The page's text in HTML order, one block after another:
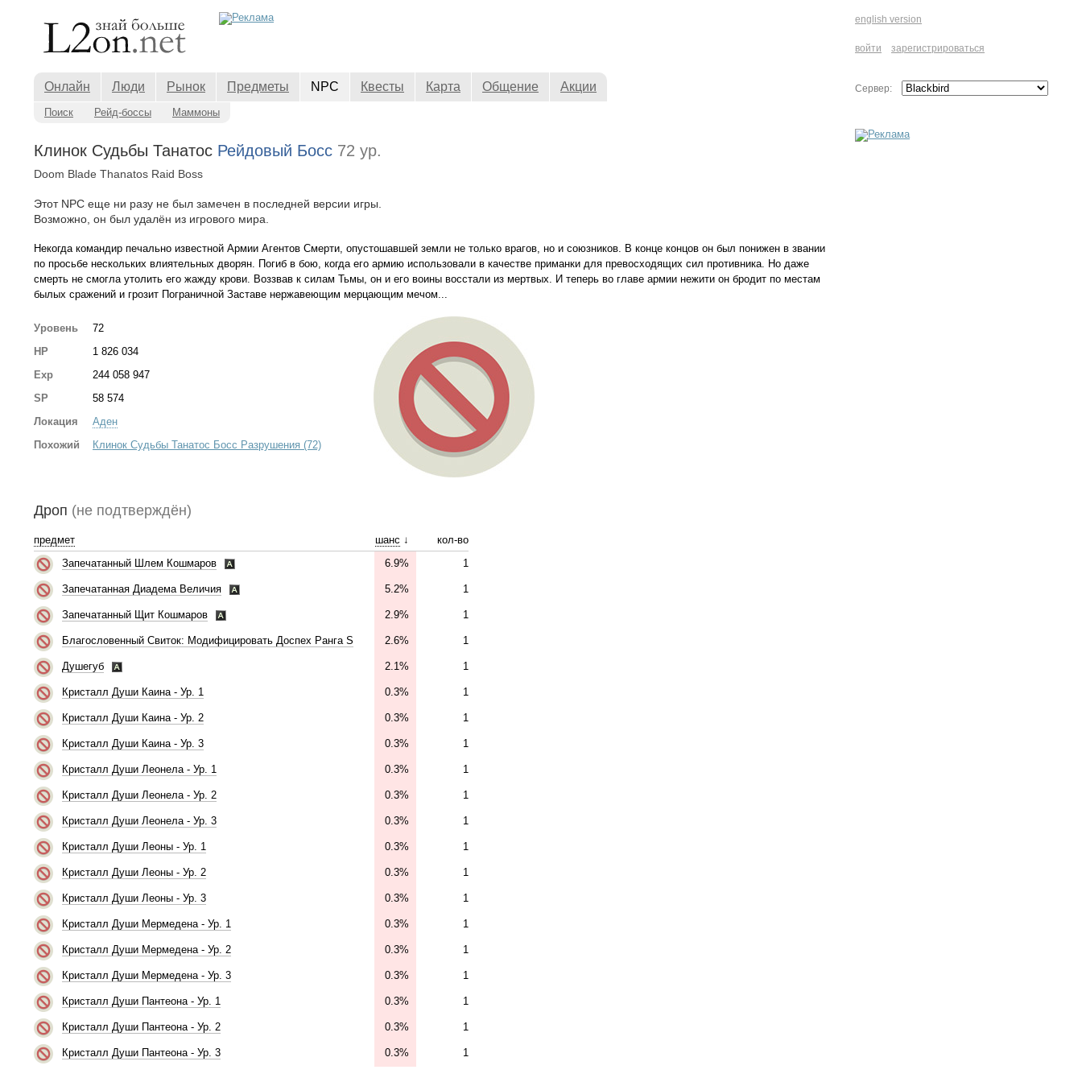
english version
войти зарегистрироваться
Сервер:
Онлайн Люди Рынок Предметы NPC Квесты Карта Общение Акции
Поиск Рейд-боссы Маммоны
Клинок Судьбы Танатос Рейдовый Босс 72 ур.
Doom Blade Thanatos Raid Boss
Этот NPC еще ни разу не был замечен в последней версии игры.
Возможно, он был удалён из игрового мира.
Некогда командир печально известной Армии Агентов Смерти, опустошавшей земли не только врагов, но и союзников. В конце концов он был понижен в звании
по просьбе нескольких влиятельных дворян. Погиб в бою, когда его армию использовали в качестве приманки для превосходящих сил противника. Но даже
смерть не смогла утолить его жажду крови. Воззвав к силам Тьмы, он и его воины восстали из мертвых. И теперь во главе армии нежити он бродит по местам
былых сражений и грозит Пограничной Заставе нержавеющим мерцающим мечом...
Уровень
72
HP
1 826 034
Exp
244 058 947
SP
58 574
Локация
Аден
Похожий
Клинок Судьбы Танатос Босс Разрушения (72)
Дроп (не подтверждён)
предмет шанс ↓
кол-во
Запечатанный Шлем Кошмаров
6.9% 1
Запечатанная Диадема Величия 5.2% 1
Запечатанный Щит Кошмаров 2.9% 1
Благословенный Свиток: Модифицировать Доспех Ранга S 2.6% 1
Душегуб 2.1% 1
Кристалл Души Каина - Ур. 1 0.3% 1
Кристалл Души Каина - Ур. 2 0.3% 1
Кристалл Души Каина - Ур. 3 0.3% 1
Кристалл Души Леонела - Ур. 1 0.3% 1
Кристалл Души Леонела - Ур. 2 0.3% 1
Кристалл Души Леонела - Ур. 3 0.3% 1
Кристалл Души Леоны - Ур. 1 0.3% 1
Кристалл Души Леоны - Ур. 2 0.3% 1
Кристалл Души Леоны - Ур. 3 0.3% 1
Кристалл Души Мермедена - Ур. 1 0.3% 1
Кристалл Души Мермедена - Ур. 2 0.3% 1
Кристалл Души Мермедена - Ур. 3 0.3% 1
Кристалл Души Пантеона - Ур. 1 0.3% 1
Кристалл Души Пантеона - Ур. 2 0.3% 1
Кристалл Души Пантеона - Ур. 3 0.3% 1